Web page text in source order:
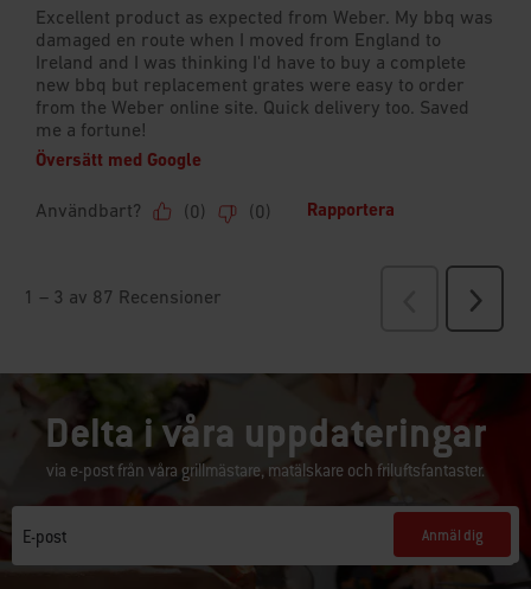
Delta i våra uppdateringar
via e-post från våra grillmästare, matälskare och friluftsfantaster.
E-post Anmäl dig